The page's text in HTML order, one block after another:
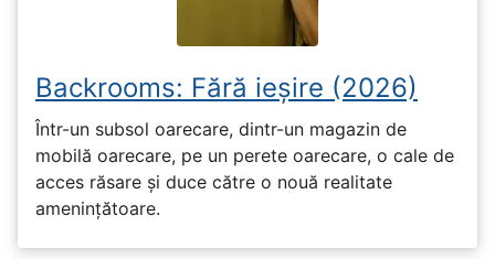
Backrooms: Fără ieșire (2026)
Într-un subsol oarecare, dintr-un magazin de
mobilă oarecare, pe un perete oarecare, o cale de
acces răsare și duce către o nouă realitate
amenințătoare.